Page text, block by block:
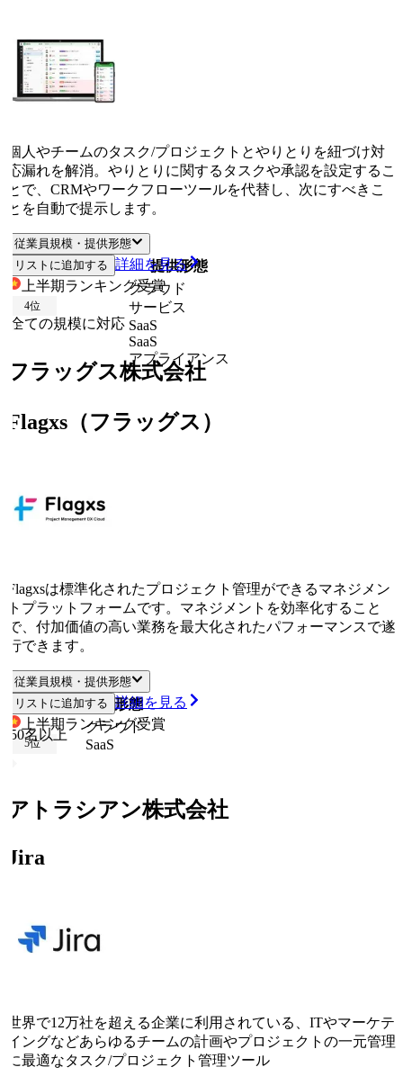
人やチームのタスク/プロジェクトとやりとりを紐づけ対
漏れを解消。やりとりに関するタスクや承認を設定するこ
で、CRMやワークフローツールを代替し、次にすべきこ
を自動で提示します。
従業員規模・提供形態
従業員規模 提供形態
ての規模に対応
クラウド
サービス
SaaS
SaaS
アプライアンス
リストに追加する 詳細を見る
上半期ランキング受賞
位
ラッグス株式会社
（フラッグス）
は標準化されたプロジェクト管理ができるマネジメン
プラットフォームです。マネジメントを効率化すること
、付加価値の高い業務を最大化されたパフォーマンスで遂
できます。
従業員規模・提供形態
業員規模 提供形態
名以上
クラウド
SaaS
リストに追加する 詳細を見る
上半期ランキング受賞
5 位
トラシアン株式会社
界で12万社を超える企業に利用されている、ITやマーケテ
ングなどあらゆるチームの計画やプロジェクトの一元管理
最適なタスク/プロジェクト管理ツール